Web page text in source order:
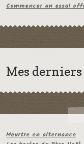
Commencer un essai
Mes
Meurtre en alternance